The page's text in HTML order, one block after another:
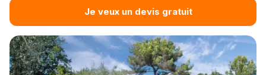
Je veux un devis gratuit